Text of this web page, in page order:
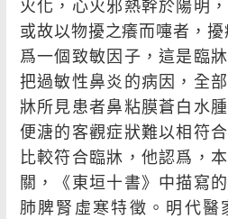
或故以物擾之癢而嚏者，
爲一個致敏因子，這是臨
把過敏性鼻炎的病因，全
牀所見患者鼻粘膜蒼白水
便溏的客觀症狀難以相符
比較符合臨牀，他認爲，
關，《東垣十書》中描寫
肺脾腎虛寒特徵。明代醫